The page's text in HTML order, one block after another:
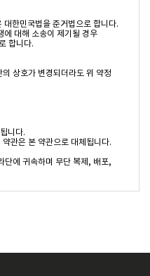
한민국법을 준거법으로 합니다.
에 대해 소송이 제기될 경우
합니다.
상호가 변경되더라도 위 약정
니다.
관은 본 약관으로 대체됩니다.
단에 귀속하며 무단 복제, 배포,